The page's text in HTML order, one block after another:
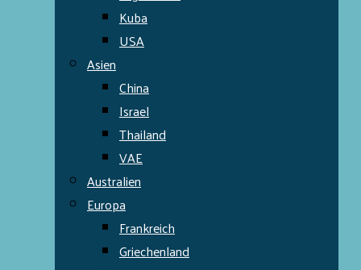
Kuba
USA
Asien
China
Israel
Thailand
VAE
Australien
Europa
Frankreich
Griechenland